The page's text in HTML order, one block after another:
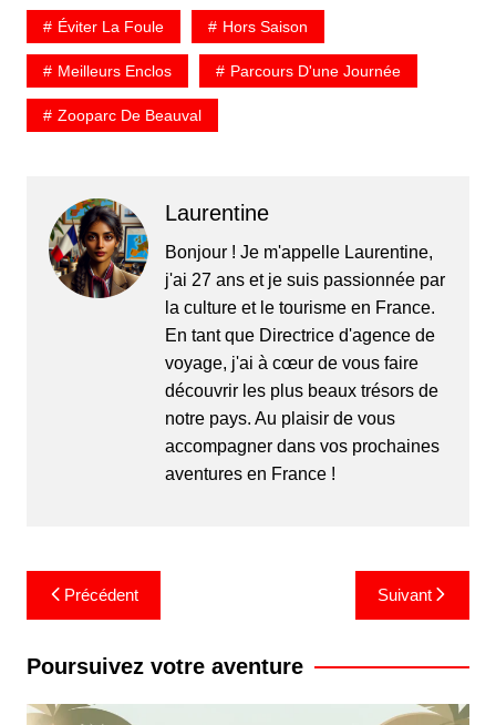
Éviter La Foule Hors Saison
Meilleurs Enclos Parcours D'une Journée
Zooparc De Beauval
Laurentine
Bonjour ! Je m'appelle Laurentine,
j'ai 27 ans et je suis passionnée par
la culture et le tourisme en France.
En tant que Directrice d'agence de
voyage, j'ai à cœur de vous faire
découvrir les plus beaux trésors de
notre pays. Au plaisir de vous
accompagner dans vos prochaines
aventures en France !
Navigation
de
l’article
Précédent Suivant
Poursuivez votre aventure